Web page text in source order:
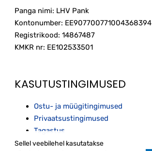
Panga nimi: LHV Pank
Kontonumber: EE907700771004368394
Registrikood: 14867487
KMKR nr: EE102533501
KASUTUSTINGIMUSED
Ostu- ja müügitingimused
Privaatsustingimused
Tagastus
Sellel veebilehel kasutatakse